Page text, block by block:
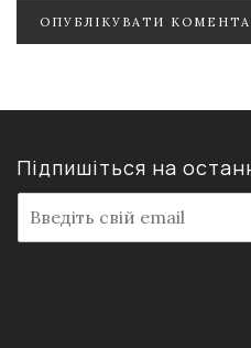
ОПУБЛІКУВАТИ
Підпишіться на
m
a